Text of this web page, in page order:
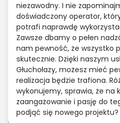
niezawodny. I nie
doświadczony operator,
potrafi naprawdę
Zawsze dbamy o pełen
nam pewność, że wszystko
skutecznie. Dzięki naszym
Głuchołazy, możesz mieć
realizacja będzie trafiona.
wykonujemy, sprawia, że na
zaangażowanie i pasję do
podjąć się nowego